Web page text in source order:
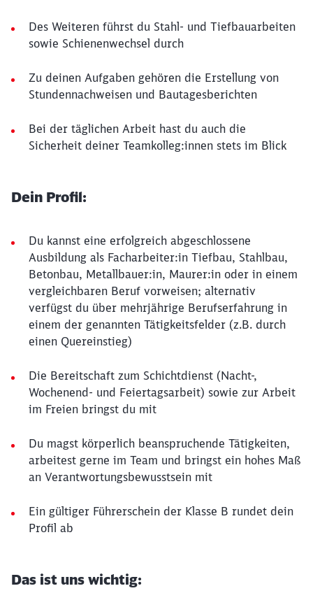
Des Weiteren führst du Stahl- und Tiefbauarbeiten
sowie Schienenwechsel durch
Zu deinen Aufgaben gehören die Erstellung von
Stundennachweisen und Bautagesberichten
Bei der täglichen Arbeit hast du auch die
Sicherheit deiner Teamkolleg:innen stets im Blick
Dein Profil:
Du kannst eine erfolgreich abgeschlossene
Ausbildung als Facharbeiter:in Tiefbau, Stahlbau,
Betonbau, Metallbauer:in, Maurer:in oder in einem
vergleichbaren Beruf vorweisen; alternativ
verfügst du über mehrjährige Berufserfahrung in
einem der genannten Tätigkeitsfelder (z.B. durch
einen Quereinstieg)
Die Bereitschaft zum Schichtdienst (Nacht-,
Wochenend- und Feiertagsarbeit) sowie zur Arbeit
im Freien bringst du mit
Du magst körperlich beanspruchende Tätigkeiten,
arbeitest gerne im Team und bringst ein hohes Maß
an Verantwortungsbewusstsein mit
Ein gültiger Führerschein der Klasse B rundet dein
Profil ab
Das ist uns wichtig: